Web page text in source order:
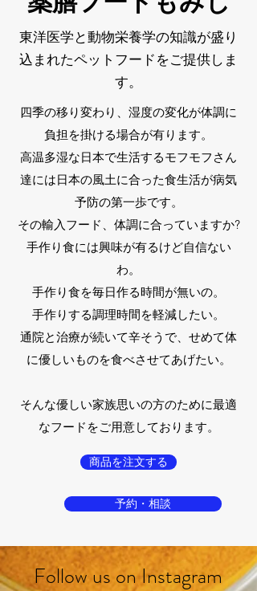
東洋医学と動物栄養学の知識が盛り
込まれたペットフードをご提供しま
す。
四季の移り変わり、湿度の変化が体調に
負担を掛ける場合が有ります。
高温多湿な日本で生活するモフモフさん
達には日本の風土に合った食生活が病気
予防の第一歩です。
その輸入フード、体調に合っていますか?
手作り食には興味が有るけど自信ない
わ。
手作り食を毎日作る時間が無いの。
手作りする調理時間を軽減したい。
通院と治療が続いて辛そうで、せめて体
に優しいものを食べさせてあげたい。
そんな優しい家族思いの方のために最適
なフードをご用意しております。
商品を注文する
予約・相談
Follow us on Instagram